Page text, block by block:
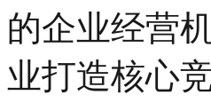
的企业经营
业打造核心